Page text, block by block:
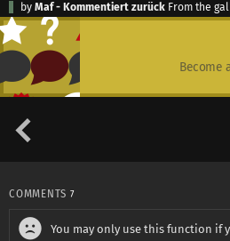
by Maf - Kommentiert zurück From the
Become
COMMENTS 7
You may only use this function if